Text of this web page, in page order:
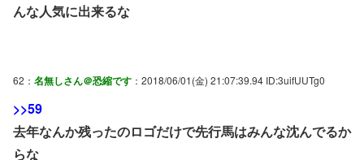
んな人気に出来るな
62： 名無しさん＠恐縮です ：2018/06/01(金) 21:07:39.94 ID:3uifUUTg0
>>59
去年なんか残ったのロゴだけで先行馬はみんな沈んでるか
らな